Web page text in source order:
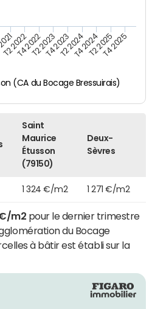
(CA du Bocage Bressuirais)
T2 2022T4 2022T2 2023T4 2023T2 2024T4 2024T2 2025T4 2025
Saint
Maurice
Étusson
(79150)
Deux-
Sèvres
1 324 €/m2 1 271 €/m2
€/m2 pour le dernier trimestre
du Bocage
à bâtir est établi sur la